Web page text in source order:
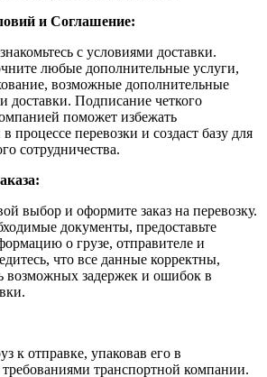
и Соглашение:
с условиями доставки.
любые дополнительные услуги,
возможные дополнительные
доставки. Подписание четкого
поможет избежать
процессе перевозки и создаст базу для
сотрудничества.
выбор и оформите заказ на перевозку.
документы, предоставьте
о грузе, отправителе и
что все данные корректны,
возможных задержек и ошибок в
к отправке, упаковав его в
требованиями транспортной компании.